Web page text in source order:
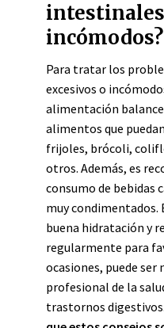
incómodos?
Para tratar los
excesivos o
alimentación
alimentos que
frijoles, brócoli,
otros. Además, es
consumo de bebidas
muy condimentados.
buena hidratación y
regularmente para
ocasiones, puede ser
profesional de la
trastornos digestivos.